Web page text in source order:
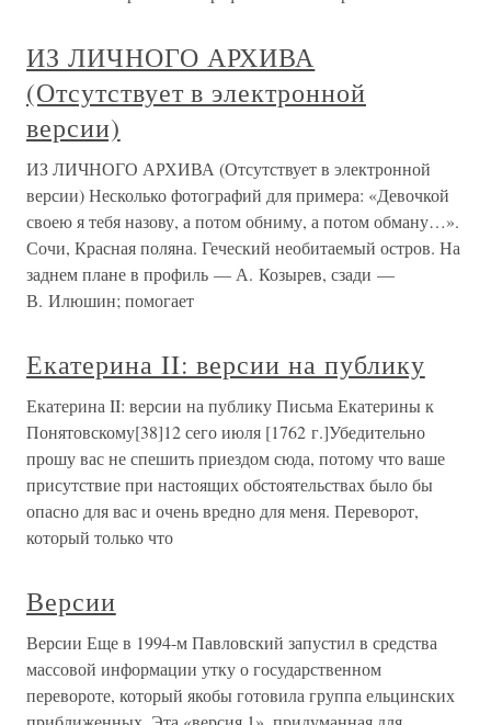
ИЗ ЛИЧНОГО АРХИВА
(Отсутствует в электронной
версии)
ИЗ ЛИЧНОГО АРХИВА (Отсутствует в электронной
версии) Несколько фотографий для примера: «Девочкой
своею я тебя назову, а потом обниму, а потом обману…».
Сочи, Красная поляна. Геческий необитаемый остров. На
заднем плане в профиль — А. Козырев, сзади —
В. Илюшин; помогает
Екатерина II: версии на публику
Екатерина II: версии на публику Письма Екатерины к
Понятовскому[38]12 сего июля [1762 г.]Убедительно
прошу вас не спешить приездом сюда, потому что ваше
присутствие при настоящих обстоятельствах было бы
опасно для вас и очень вредно для меня. Переворот,
который только что
Версии
Версии Еще в 1994-м Павловский запустил в средства
массовой информации утку о государственном
перевороте, который якобы готовила группа ельцинских